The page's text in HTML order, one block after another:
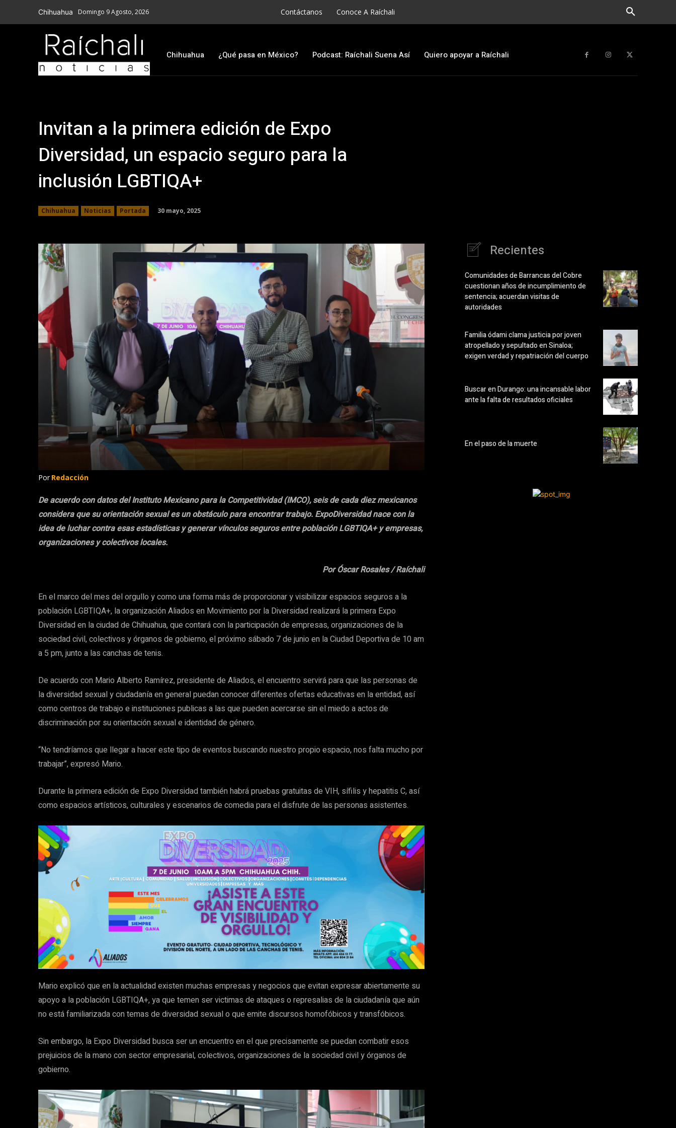
Chihuahua Domingo 9 Agosto, 2026 Contáctanos Conoce A Raíchali
Chihuahua ¿Qué pasa en México? Podcast: Raíchali Suena Así Quiero apoyar a Raíchali
Invitan a la primera edición de Expo
Diversidad, un espacio seguro para la
inclusión LGBTIQA+
Chihuahua Noticias Portada 30 mayo, 2025
Por Redacción
De acuerdo con datos del Instituto Mexicano para la Competitividad (IMCO), seis de cada diez mexicanos
considera que su orientación sexual es un obstáculo para encontrar trabajo. ExpoDiversidad nace con la
idea de luchar contra esas estadísticas y generar vínculos seguros entre población LGBTIQA+ y empresas,
organizaciones y colectivos locales.
Por Óscar Rosales / Raíchali
En el marco del mes del orgullo y como una forma más de proporcionar y visibilizar espacios seguros a la
población LGBTIQA+, la organización Aliados en Movimiento por la Diversidad realizará la primera Expo
Diversidad en la ciudad de Chihuahua, que contará con la participación de empresas, organizaciones de la
sociedad civil, colectivos y órganos de gobierno, el próximo sábado 7 de junio en la Ciudad Deportiva de 10 am
a 5 pm, junto a las canchas de tenis.
De acuerdo con Mario Alberto Ramírez, presidente de Aliados, el encuentro servirá para que las personas de
la diversidad sexual y ciudadanía en general puedan conocer diferentes ofertas educativas en la entidad, así
como centros de trabajo e instituciones publicas a las que pueden acercarse sin el miedo a actos de
discriminación por su orientación sexual e identidad de género.
“No tendríamos que llegar a hacer este tipo de eventos buscando nuestro propio espacio, nos falta mucho por
trabajar”, expresó Mario.
Durante la primera edición de Expo Diversidad también habrá pruebas gratuitas de VIH, sífilis y hepatitis C, así
como espacios artísticos, culturales y escenarios de comedia para el disfrute de las personas asistentes.
Mario explicó que en la actualidad existen muchas empresas y negocios que evitan expresar abiertamente su
apoyo a la población LGBTIQA+, ya que temen ser victimas de ataques o represalias de la ciudadanía que aún
no está familiarizada con temas de diversidad sexual o que emite discursos homofóbicos y transfóbicos.
Sin embargo, la Expo Diversidad busca ser un encuentro en el que precisamente se puedan combatir esos
prejuicios de la mano con sector empresarial, colectivos, organizaciones de la sociedad civil y órganos de
gobierno.
Recientes
Comunidades de Barrancas del Cobre
cuestionan años de incumplimiento de
sentencia; acuerdan visitas de
autoridades
Familia ódami clama justicia por joven
atropellado y sepultado en Sinaloa;
exigen verdad y repatriación del cuerpo
Buscar en Durango: una incansable labor
ante la falta de resultados oficiales
En el paso de la muerte